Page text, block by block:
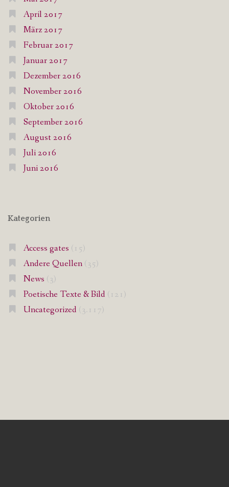
April 2017
März 2017
Februar 2017
Januar 2017
Dezember 2016
November 2016
Oktober 2016
September 2016
August 2016
Juli 2016
Juni 2016
Kategorien
Access gates (15)
Andere Quellen(35)
News (3)
Poetische Texte & Bild (121)
Uncategorized (3.117)